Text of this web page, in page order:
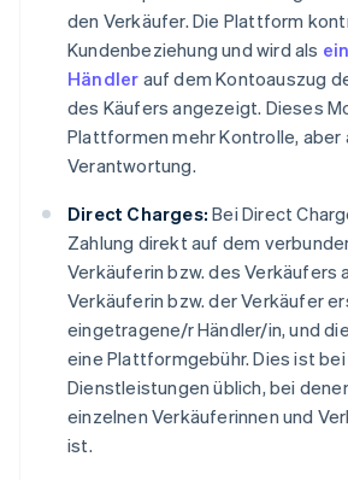
den Verkäufer. Die Plattform
Kundenbeziehung und wird als
Händler auf dem Kontoauszug
des Käufers angezeigt. Dieses
Plattformen mehr Kontrolle, aber
Verantwortung.
Direct Charges: Bei Direct
Zahlung direkt auf dem
Verkäuferin bzw. des Verkäufers
Verkäuferin bzw. der Verkäufer
eingetragene/r Händler/in, und
eine Plattformgebühr. Dies ist
Dienstleistungen üblich, bei
einzelnen Verkäuferinnen und
ist.